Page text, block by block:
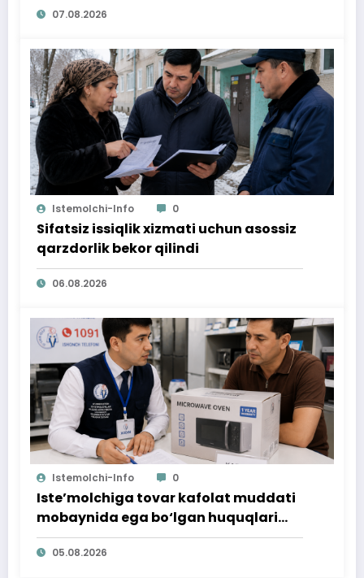
07.08.2026
Istemolchi-Info 0
Sifatsiz issiqlik xizmati uchun asossiz
qarzdorlik bekor qilindi
06.08.2026
Istemolchi-Info 0
Iste’molchiga tovar kafolat muddati
mobaynida ega bo‘lgan huquqlari
ta’minlab berildi
05.08.2026